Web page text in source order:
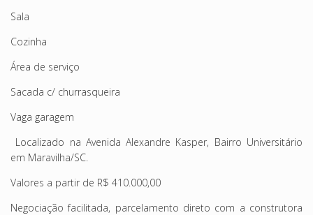
Sala
Cozinha
Área de serviço
Sacada c/ churrasqueira
Vaga garagem
Localizado na Avenida Alexandre Kasper, Bairro Universitário
em Maravilha/SC.
Valores a partir de R$ 410.000,00
Negociação facilitada, parcelamento direto com a construtora